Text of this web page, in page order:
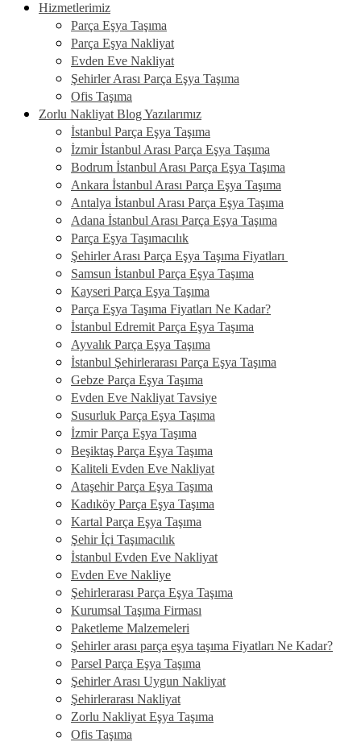
Hizmetlerimiz
Parça Eşya Taşıma
Parça Eşya Nakliyat
Evden Eve Nakliyat
Şehirler Arası Parça Eşya Taşıma
Ofis Taşıma
Zorlu Nakliyat Blog Yazılarımız
İstanbul Parça Eşya Taşıma
İzmir İstanbul Arası Parça Eşya Taşıma
Bodrum İstanbul Arası Parça Eşya Taşıma
Ankara İstanbul Arası Parça Eşya Taşıma
Antalya İstanbul Arası Parça Eşya Taşıma
Adana İstanbul Arası Parça Eşya Taşıma
Parça Eşya Taşımacılık
Şehirler Arası Parça Eşya Taşıma Fiyatları
Samsun İstanbul Parça Eşya Taşıma
Kayseri Parça Eşya Taşıma
Parça Eşya Taşıma Fiyatları Ne Kadar?
İstanbul Edremit Parça Eşya Taşıma
Ayvalık Parça Eşya Taşıma
İstanbul Şehirlerarası Parça Eşya Taşıma
Gebze Parça Eşya Taşıma
Evden Eve Nakliyat Tavsiye
Susurluk Parça Eşya Taşıma
İzmir Parça Eşya Taşıma
Beşiktaş Parça Eşya Taşıma
Kaliteli Evden Eve Nakliyat
Ataşehir Parça Eşya Taşıma
Kadıköy Parça Eşya Taşıma
Kartal Parça Eşya Taşıma
Şehir İçi Taşımacılık
İstanbul Evden Eve Nakliyat
Evden Eve Nakliye
Şehirlerarası Parça Eşya Taşıma
Kurumsal Taşıma Firması
Paketleme Malzemeleri
Şehirler arası parça eşya taşıma Fiyatları Ne Kadar?
Parsel Parça Eşya Taşıma
Şehirler Arası Uygun Nakliyat
Şehirlerarası Nakliyat
Zorlu Nakliyat Eşya Taşıma
Ofis Taşıma